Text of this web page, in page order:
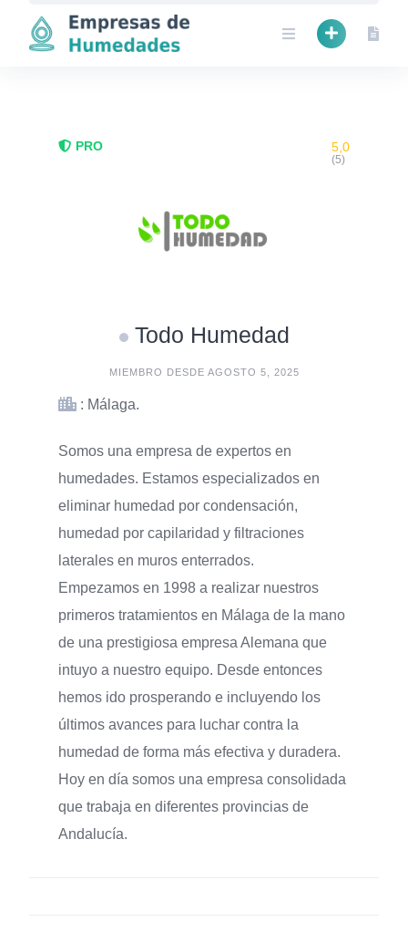
content
PRO
Todo Humedad
5,0
(5)
MIEMBRO DESDE AGOSTO 5, 2025
: Málaga.
Somos una empresa de expertos en
humedades. Estamos especializados en
eliminar humedad por condensación,
humedad por capilaridad y filtraciones
laterales en muros enterrados.
Empezamos en 1998 a realizar nuestros
primeros tratamientos en Málaga de la mano
de una prestigiosa empresa Alemana que
intuyo a nuestro equipo. Desde entonces
hemos ido prosperando e incluyendo los
últimos avances para luchar contra la
humedad de forma más efectiva y duradera.
Hoy en día somos una empresa consolidada
que trabaja en diferentes provincias de
Andalucía.